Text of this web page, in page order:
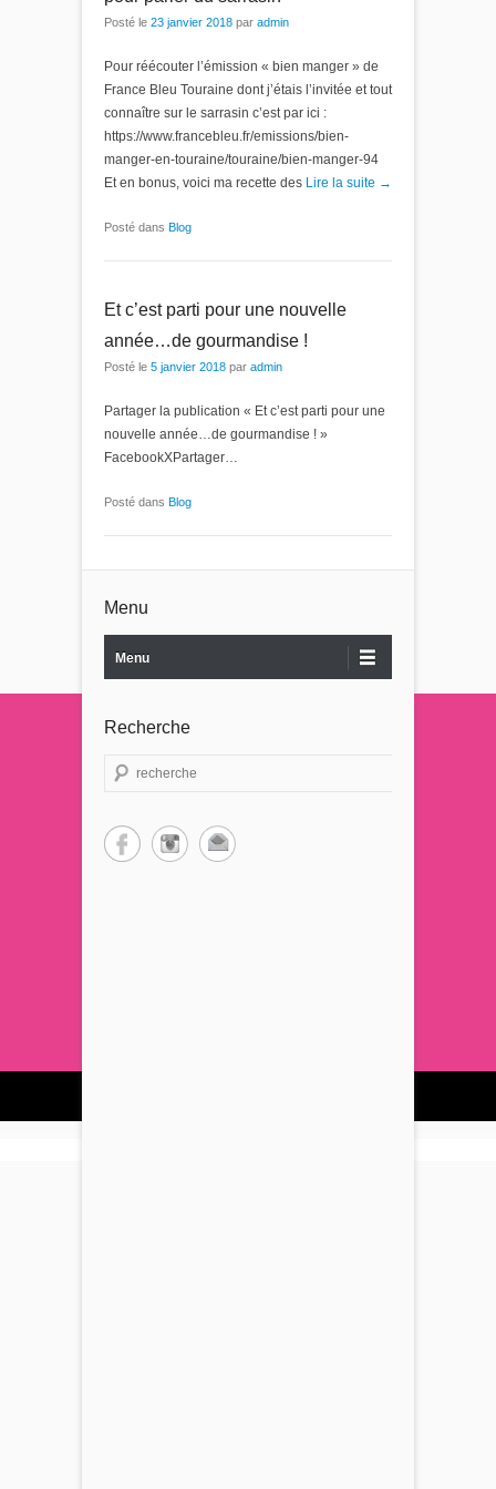
Posté le 23 janvier 2018 par admin
Pour réécouter l’émission « bien manger » de
France Bleu Touraine dont j’étais l’invitée et tout
connaître sur le sarrasin c’est par ici :
https://www.francebleu.fr/emissions/bien-
manger-en-touraine/touraine/bien-manger-94
Et en bonus, voici ma recette des Lire la suite →
Posté dans Blog
Et c’est parti pour une nouvelle
année…de gourmandise !
Posté le 5 janvier 2018 par admin
Partager la publication « Et c’est parti pour une
nouvelle année…de gourmandise ! »
FacebookXPartager…
Posté dans Blog
Menu
Menu
Recherche
Recherche